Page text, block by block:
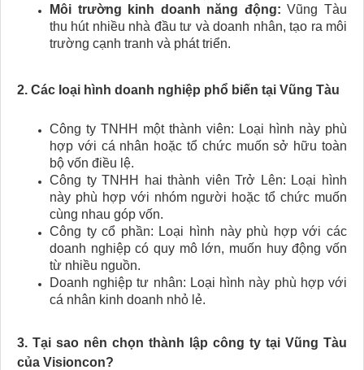
Môi trường kinh doanh năng động: Vũng Tàu
thu hút nhiều nhà đầu tư và doanh nhân, tạo ra môi
trường cạnh tranh và phát triển.
2. Các loại hình doanh nghiệp phổ biến tại Vũng Tàu
Công ty TNHH một thành viên: Loại hình này phù
hợp với cá nhân hoặc tổ chức muốn sở hữu toàn
bộ vốn điều lệ.
Công ty TNHH hai thành viên Trở Lên: Loại hình
này phù hợp với nhóm người hoặc tổ chức muốn
cùng nhau góp vốn.
Công ty cổ phần: Loại hình này phù hợp với các
doanh nghiệp có quy mô lớn, muốn huy động vốn
từ nhiều nguồn.
Doanh nghiệp tư nhân: Loại hình này phù hợp với
cá nhân kinh doanh nhỏ lẻ.
3. Tại sao nên chọn thành lập công ty tại Vũng Tàu
của Visioncon?